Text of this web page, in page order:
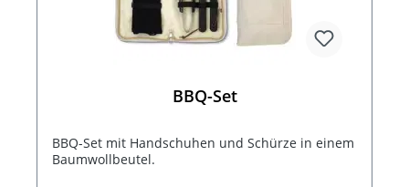
BBQ-Set
BBQ-Set mit Handschuhen und Schürze in einem
Baumwollbeutel.